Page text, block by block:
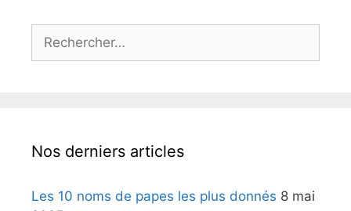
Rechercher :
Nos derniers articles
Les 10 noms de papes les plus donnés 8 mai